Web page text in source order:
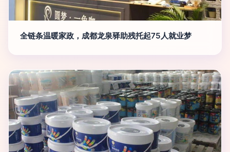
全链条温暖家政，成都龙泉驿助残托起75人就业梦